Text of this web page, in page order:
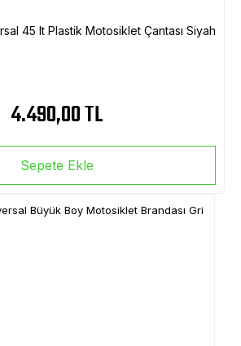
45 lt Plastik Motosiklet Çantası Siyah
4.490,00 TL
Sepete Ekle